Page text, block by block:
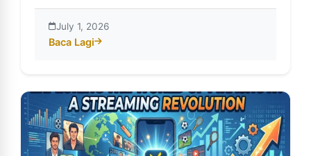
July 1, 2026
Baca Lagi
about Integrasi PikaShow dengan Platform OTT yang